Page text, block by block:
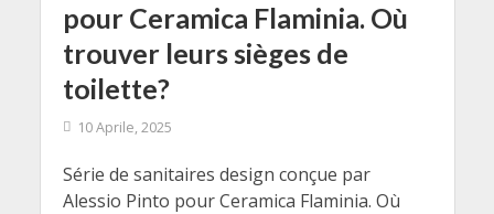
pour Ceramica Flaminia. Où
trouver leurs sièges de
toilette?
10 Aprile, 2025
Série de sanitaires design conçue par
Alessio Pinto pour Ceramica Flaminia. Où